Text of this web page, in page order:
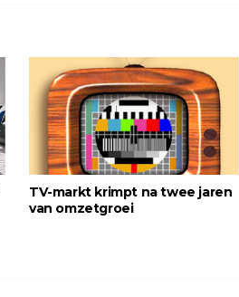
TV-markt krimpt na twee jaren
van omzetgroei